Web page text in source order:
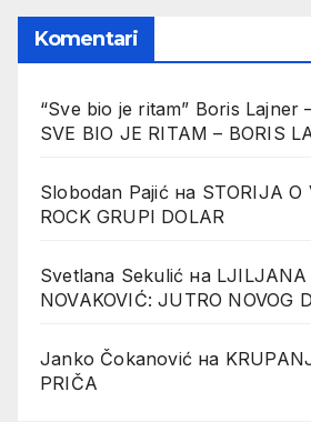
Komentari
“Sve bio je ritam” Boris Lajner
SVE BIO JE RITAM – BORIS
Slobodan Pajićна STORIJA O
ROCK GRUPI DOLAR
Svetlana Sekulić на LJILJANA
NOVAKOVIĆ: JUTRO NOVOG
Janko Čokanović на
PRIČA